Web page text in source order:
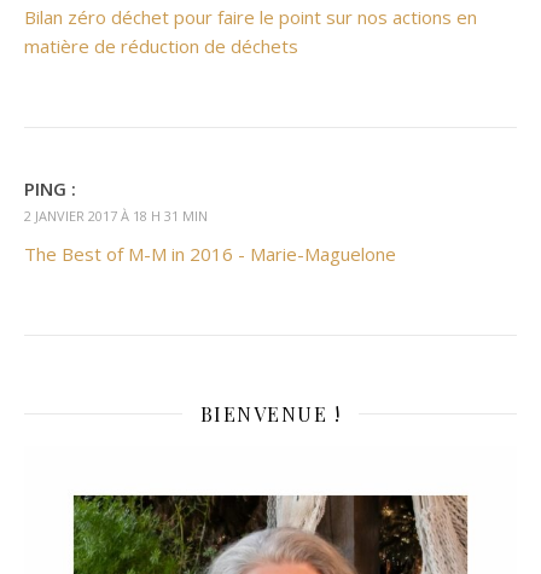
Bilan zéro déchet pour faire le point sur nos actions en
matière de réduction de déchets
PING :
2 JANVIER 2017 À 18 H 31 MIN
The Best of M-M in 2016 - Marie-Maguelone
BIENVENUE !